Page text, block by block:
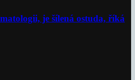
je šílená ostuda, říká